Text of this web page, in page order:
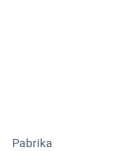
Pabrika